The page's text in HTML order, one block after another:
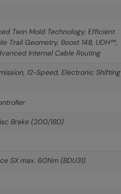
Twin Mold Technology, Efficient
Trail Geometry, Boost 148, UDH™,
Internal Cable Routing
12-Speed, Electronic Shifting
Brake (200/180)
SX max. 60Nm (BDU31)